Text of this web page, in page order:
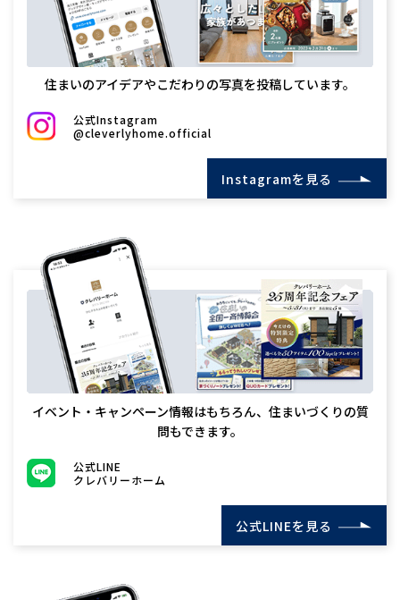
住まいのアイデアやこだわりの写真を投稿しています。
公式Instagram
@cleverlyhome.official
Instagramを見る
イベント・キャンペーン情報はもちろん、住まいづくりの質
問もできます。
公式LINE
クレバリーホーム
公式LINEを見る